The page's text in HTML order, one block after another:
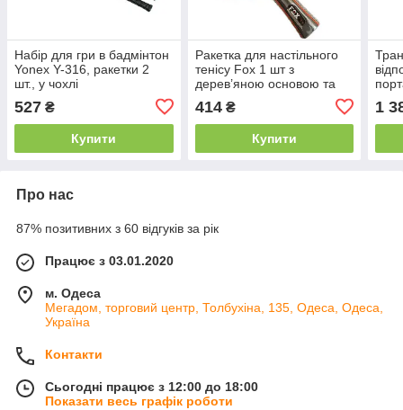
Набір для гри в бадмінтон
Yonex Y-316, ракетки 2
шт., у чохлі
527 ₴
Купити
Ракетка для настільного
тенісу Fox 1 шт з
дерев’яною основою та
гумовою накладкою чохол
у комплекті
414₴
Купити
1
Про нас
87% позитивних з 60 відгуків за рік
Працює з 03.01.2020
м. Одеса
Мегадом, торговий центр, Толбухіна, 135, Одеса, Одеса,
Україна
Контакти
Сьогодні працює з 12:00 до 18:00
Показати весь графік роботи